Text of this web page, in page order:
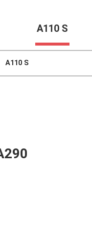
A110 S
A110 S